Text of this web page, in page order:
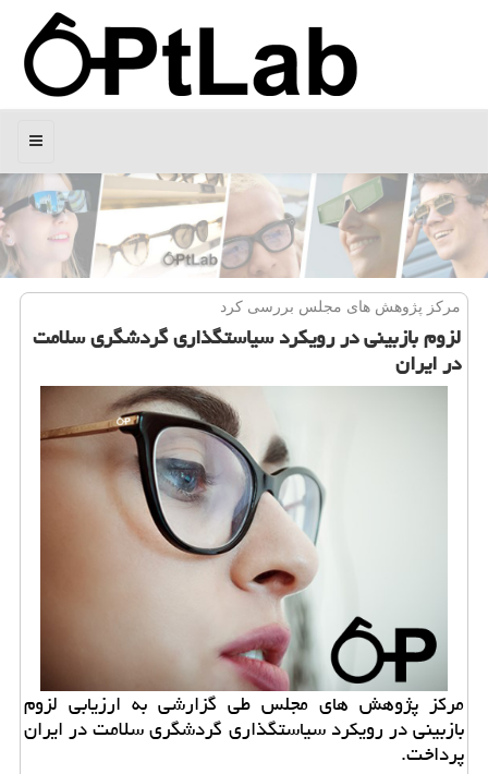
منو
مركز پژوهش های مجلس بررسی كرد
لزوم بازبینی در رویكرد سیاستگذاری گردشگری سلامت
در ایران
مرکز پژوهش های مجلس طی گزارشی به ارزیابی لزوم
بازبینی در رویکرد سیاستگذاری گردشگری سلامت در ایران
پرداخت.